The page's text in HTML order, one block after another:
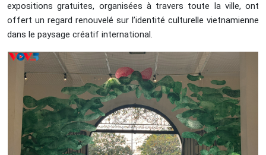
expositions gratuites, organisées à travers toute la ville, ont
offert un regard renouvelé sur l’identité culturelle vietnamienne
dans le paysage créatif international.